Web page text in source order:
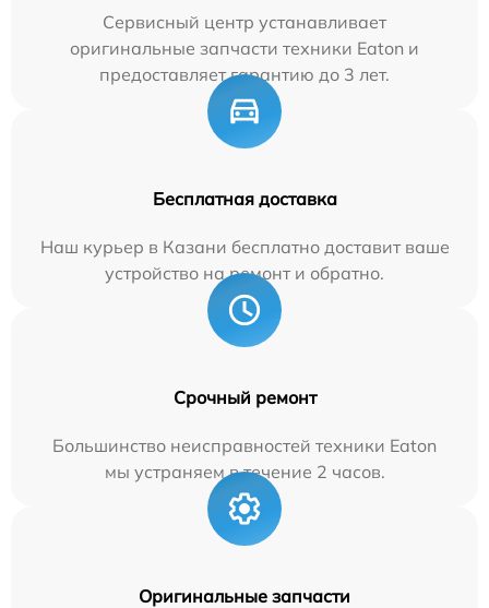
Сервисный центр устанавливает
оригинальные запчасти техники Eaton и
предоставляет гарантию до 3 лет.
Бесплатная доставка
Наш курьер в Казани бесплатно доставит ваше
устройство на ремонт и обратно.
Срочный ремонт
Большинство неисправностей техники Eaton
мы устраняем в течение 2 часов.
Оригинальные запчасти